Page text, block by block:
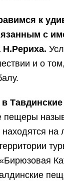
к
с
Н.Рериха.
и о
в
пещеры
на